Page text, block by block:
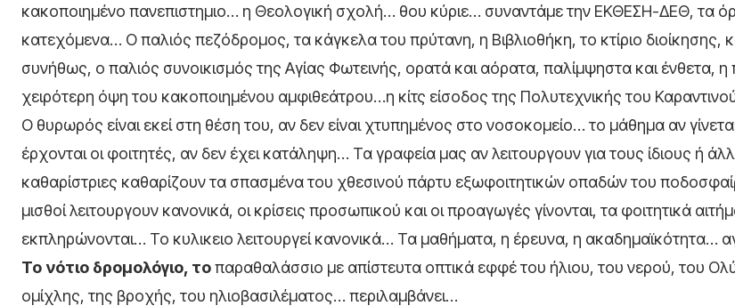
κακοποιημένο πανεπιστημιο… η Θεολογική σχολή… θου κύριε… συναντάμε την ΕΚΘΕΣΗ-ΔΕΘ, τα
κατεχόμενα… Ο παλιός πεζόδρομος, τα κάγκελα του πρύτανη, η Βιβλιοθήκη, το κτίριο διοίκησης,
συνήθως, ο παλιός συνοικισμός της Αγίας Φωτεινής, ορατά και αόρατα, παλίμψηστα και ένθετα, η
χειρότερη όψη του κακοποιημένου αμφιθεάτρου…η κίτς είσοδος της Πολυτεχνικής του
Ο θυρωρός είναι εκεί στη θέση του, αν δεν είναι χτυπημένος στο νοσοκομείο… το μάθημα αν
έρχονται οι φοιτητές, αν δεν έχει κατάληψη… Τα γραφεία μας αν λειτουργουν για τους ίδιους ή
καθαρίστριες καθαρίζουν τα σπασμένα του χθεσινού πάρτυ εξωφοιτητικών οπαδών του
μισθοί λειτουργουν κανονικά, οι κρίσεις προσωπικού και οι προαγωγές γίνονται, τα φοιτητικά
εκπληρώνονται… Το κυλικειο λειτουργεί κανονικά… Τα μαθήματα, η έρευνα, η ακαδημαϊκότητα…
Το νότιο δρομολόγιο, τοπαραθαλάσσιο με απίστευτα οπτικά εφφέ του ήλιου, του νερού, του
ομίχλης, της βροχής, του ηλιοβασιλέματος… περιλαμβάνει…